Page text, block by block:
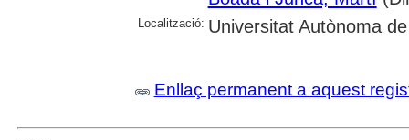
Localització: Universitat Autònoma
Enllaç permanent a aquest